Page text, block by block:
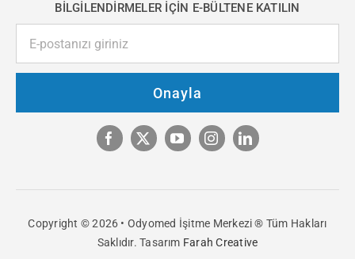
BİLGİLENDİRMELER İÇİN E-BÜLTENE KATILIN
Onayla
Copyright © 2026 • Odyomed İşitme Merkezi ® Tüm Hakları
Saklıdır. Tasarım Farah Creative